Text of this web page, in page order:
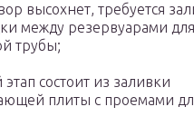
высохнет, требуется
между резервуарами для
трубы;
состоит из заливки
плиты с проемами